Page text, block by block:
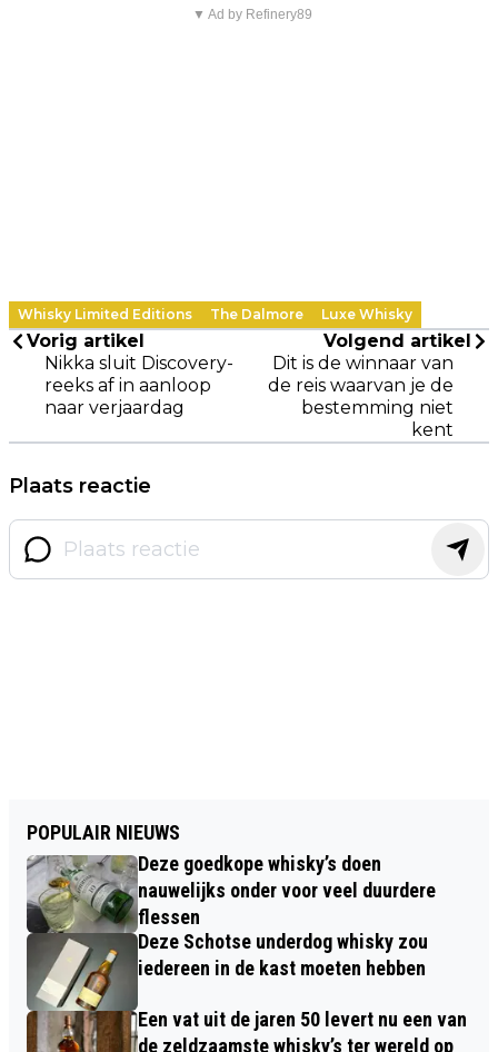
▼ Ad by Refinery89
Whisky Limited Editions The Dalmore Luxe Whisky
Vorig artikel
Nikka sluit Discovery-
reeks af in aanloop
naar verjaardag
Volgend artikel
Dit is de winnaar van
de reis waarvan je de
bestemming niet
kent
Plaats reactie
POPULAIR NIEUWS
Deze goedkope whisky’s doen
nauwelijks onder voor veel duurdere
flessen
Deze Schotse underdog whisky zou
iedereen in de kast moeten hebben
Een vat uit de jaren 50 levert nu een van
de zeldzaamste whisky’s ter wereld op